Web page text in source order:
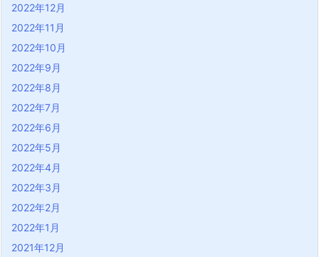
2022年12月
2022年11月
2022年10月
2022年9月
2022年8月
2022年7月
2022年6月
2022年5月
2022年4月
2022年3月
2022年2月
2022年1月
2021年12月